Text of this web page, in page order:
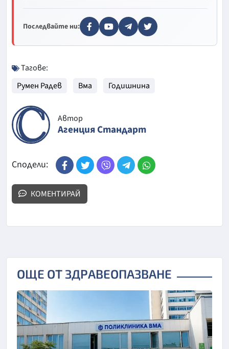
Последвайте ни:
Тагове:
Румен Радев
Вма Годишнина
Автор
Агенция Стандарт
Сподели:
КОМЕНТИРАЙ
ОЩЕ ОТ ЗДРАВЕОПАЗВАНЕ